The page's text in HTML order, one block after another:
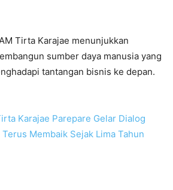
Tirta Karajae menunjukkan
sumber daya manusia yang
tantangan bisnis ke depan.
Karajae Parepare Gelar Dialog
Membaik Sejak Lima Tahun